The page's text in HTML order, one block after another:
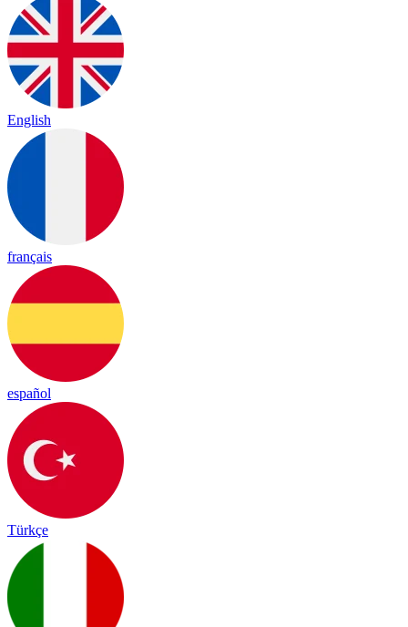
English
français
español
Türkçe